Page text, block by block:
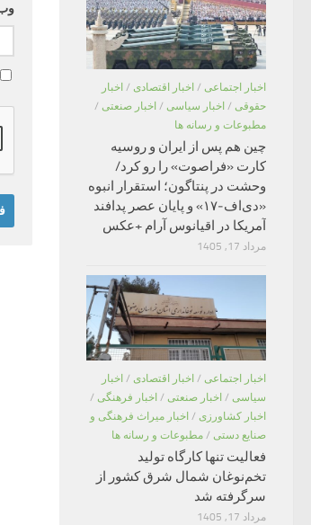
اخبار اجتماعی / اخبار اقتصادی / اخبار
حقوقی / اخبار سیاسی / اخبار صنعتی /
مطبوعات و رسانه ها
چین هم پس از ایران و روسیه
کارت «فراصوت» را رو کرد/
وحشت در پنتاگون؛ استقرار انبوه
«دی‌اف‑۱۷» و پایان عصر پدافند
آمریکا در اقیانوس آرام +عکس
مرداد 17, 1405
اخبار اجتماعی / اخبار اقتصادی / اخبار
سیاسی / اخبار صنعتی / اخبار فرهنگی /
اخبار کشاورزی / اخبار میراث فرهنگی و
صنایع دستی / مطبوعات و رسانه ها
فعالیت تنها کارگاه تولید
تخم‌نوغان شمال شرق کشور از
سرگرفته شد
مرداد 17, 1405